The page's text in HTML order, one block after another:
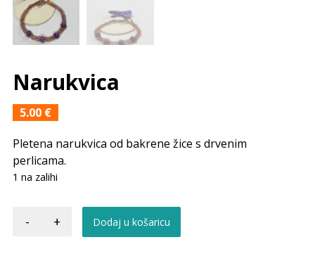
Narukvica
5.00 €
Pletena narukvica od bakrene žice s drvenim
perlicama.
1 na zalihi
- + Dodaj u košaricu